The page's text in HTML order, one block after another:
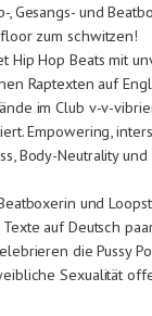
Gesangs- und
zum schwitzen!
Hip Hop Beats mit
Raptexten auf
im Club v-v-
Empowering,
Body-Neutrality
und
auf Deutsch
die Pussy
Sexualität